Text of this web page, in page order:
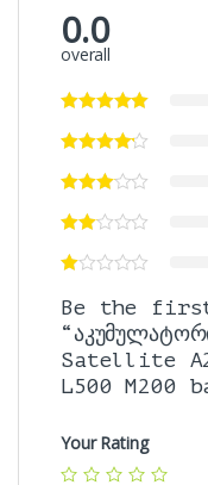
0.0
overall
Be the
Satellite
L500 M200
Your Rating